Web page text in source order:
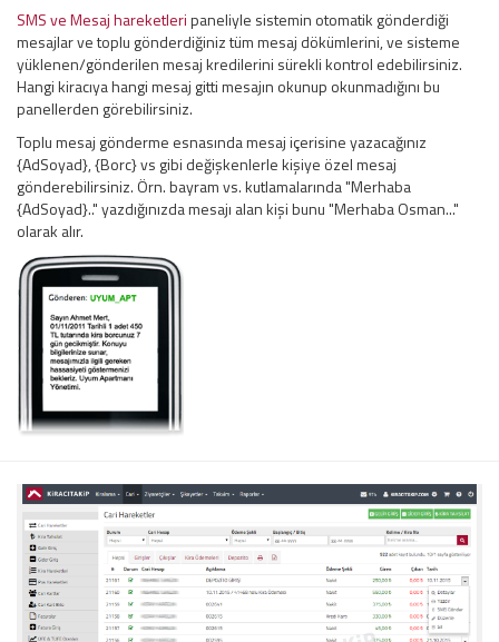
SMS ve Mesaj hareketleripaneliyle sistemin otomatik gönderdiği
mesajlar ve toplu gönderdiğiniz tüm mesaj dökümlerini, ve sisteme
yüklenen/gönderilen mesaj kredilerini sürekli kontrol edebilirsiniz.
Hangi kiracıya hangi mesaj gitti mesajın okunup okunmadığını bu
panellerden görebilirsiniz.
Toplu mesaj gönderme esnasında mesaj içerisine yazacağınız
{AdSoyad}, {Borc} vs gibi değişkenlerle kişiye özel mesaj
gönderebilirsiniz. Örn. bayram vs. kutlamalarında "Merhaba
{AdSoyad}.." yazdığınızda mesajı alan kişi bunu "Merhaba Osman..."
olarak alır.